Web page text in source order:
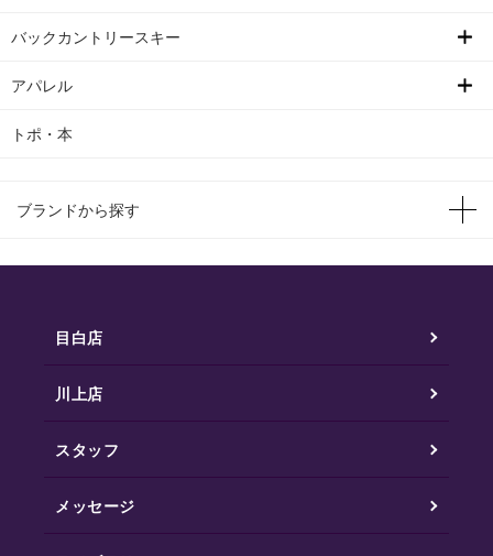
バックカントリースキー
アパレル
トポ・本
ブランドから探す
目白店
川上店
スタッフ
メッセージ